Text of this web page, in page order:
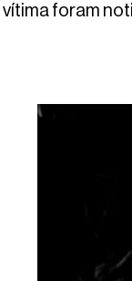
vítima foram